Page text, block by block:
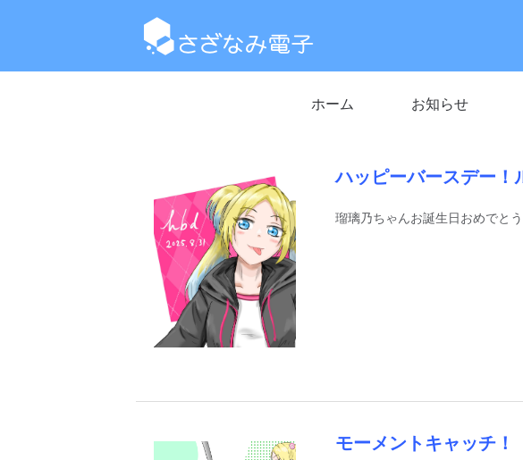
ホーム お知らせ
ハッピーバースデー！
瑠璃乃ちゃんお誕生日おめでとう
モーメントキャッチ！